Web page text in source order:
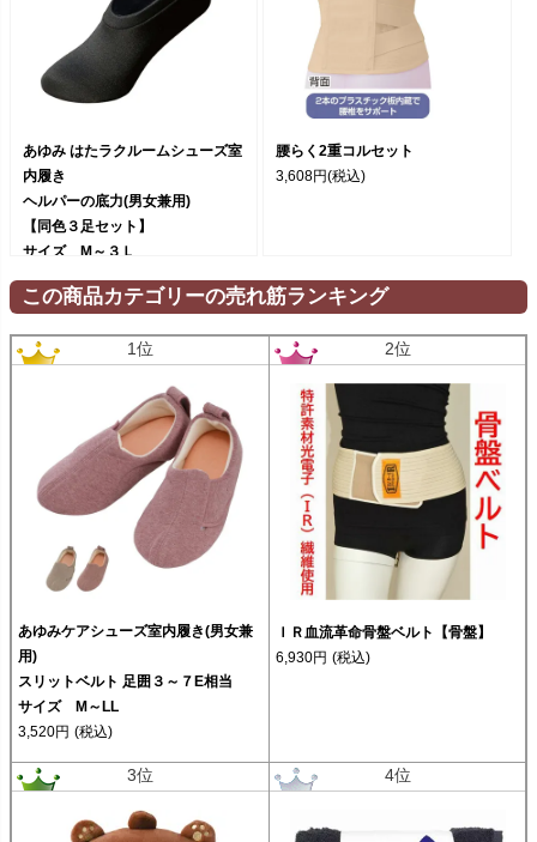
あゆみ はたラクルームシューズ室
内履き
ヘルパーの底力(男女兼用)
【同色３足セット】
サイズ M～３Ｌ
腰らく2重コルセット
3,608円(税込)
この商品カテゴリーの売れ筋ランキング
1位
あゆみケアシューズ室内履き(男女兼
用)
スリットベルト 足囲３～７E相当
サイズ M～LL
3,520円 (税込)
2位
ＩＲ血流革命骨盤ベルト【骨盤】
6,930円 (税込)
3位 4位